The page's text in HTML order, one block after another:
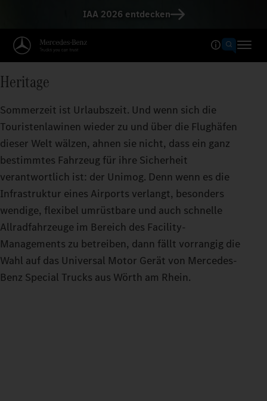
IAA 2026 entdecken
Heritage
Sommerzeit ist Urlaubszeit. Und wenn sich die
Touristenlawinen wieder zu und über die Flughäfen
dieser Welt wälzen, ahnen sie nicht, dass ein ganz
bestimmtes Fahrzeug für ihre Sicherheit
verantwortlich ist: der Unimog. Denn wenn es die
Infrastruktur eines Airports verlangt, besonders
wendige, flexibel umrüstbare und auch schnelle
Allradfahrzeuge im Bereich des Facility-
Managements zu betreiben, dann fällt vorrangig die
Wahl auf das Universal Motor Gerät von Mercedes-
Benz Special Trucks aus Wörth am Rhein.